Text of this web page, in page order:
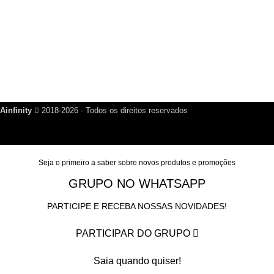
Ainfinity 2018-2026 - Todos os direitos reservados
Seja o primeiro a saber sobre novos produtos e promoções
GRUPO NO WHATSAPP
PARTICIPE E RECEBA NOSSAS NOVIDADES!
PARTICIPAR DO GRUPO
Saia quando quiser!